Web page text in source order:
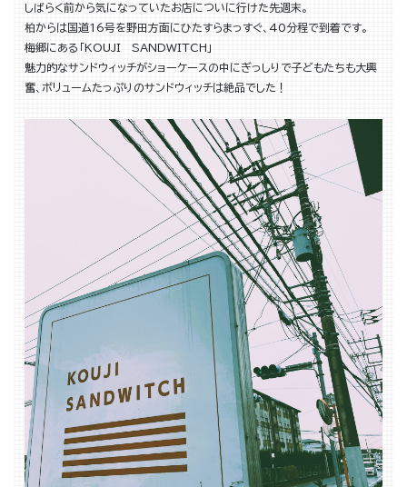
しばらく前から気になっていたお店についに行けた先週末。
柏からは国道16号を野田方面にひたすらまっすぐ、40分程で到着です。
梅郷にある「KOUJI SANDWITCH」
魅力的なサンドウィッチがショーケースの中にぎっしりで子どもたちも大興
奮、ボリュームたっぷりのサンドウィッチは絶品でした！